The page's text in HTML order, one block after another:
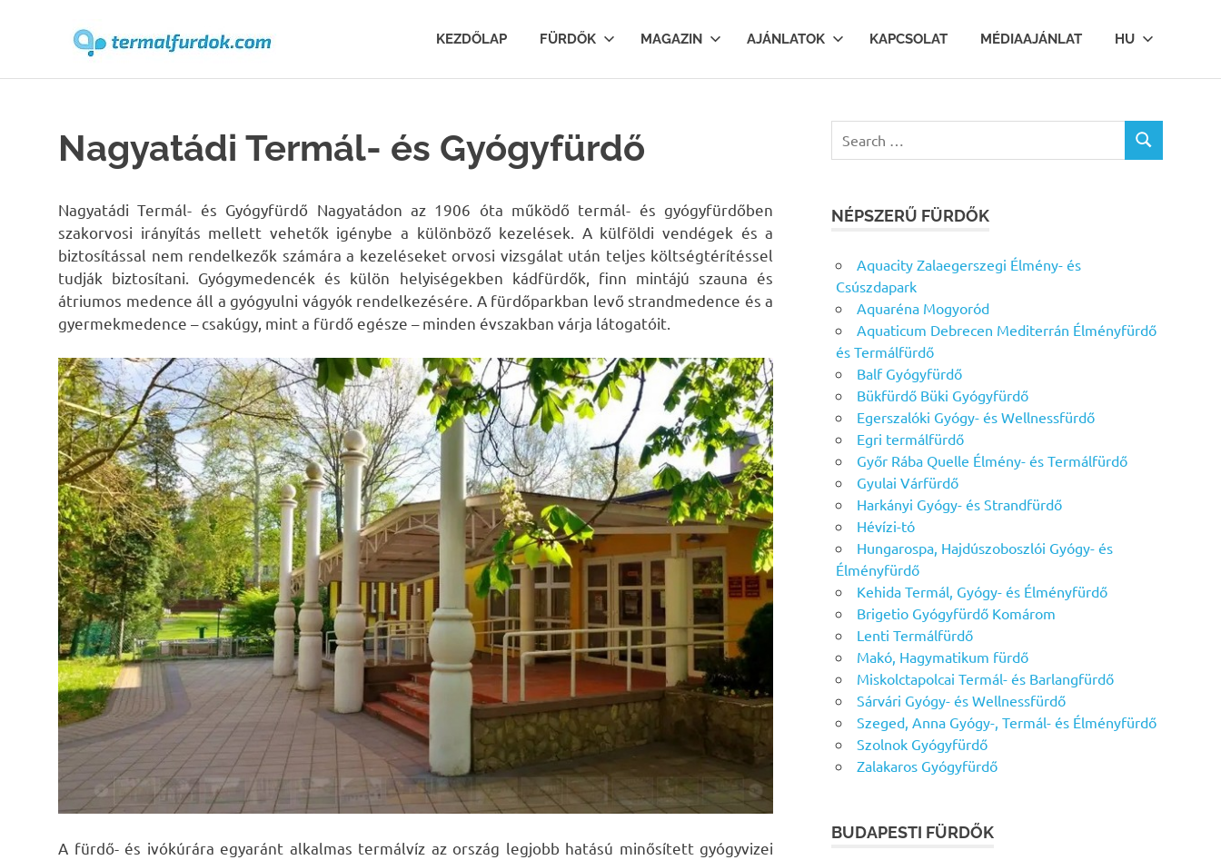
Termalfurdok.com
KEZDŐLAP FÜRDŐK MAGAZIN AJÁNLATOK KAPCSOLAT MÉDIAAJÁNLAT HU
Nagyatádi Termál- és Gyógyfürdő
Nagyatádi Termál- és Gyógyfürdő Nagyatádon az 1906 óta működő termál- és gyógyfürdőben
szakorvosi irányítás mellett vehetők igénybe a különböző kezelések. A külföldi vendégek és a
biztosítással nem rendelkezők számára a kezeléseket orvosi vizsgálat után teljes költségtérítéssel
tudják biztosítani. Gyógymedencék és külön helyiségekben kádfürdők, finn mintájú szauna és
átriumos medence áll a gyógyulni vágyók rendelkezésére. A fürdőparkban levő strandmedence és a
gyermekmedence – csakúgy, mint a fürdő egésze – minden évszakban várja látogatóit.
A fürdő- és ivókúrára egyaránt alkalmas termálvíz az ország legjobb hatású minősített gyógyvizei
for:
SEARCH
NÉPSZERŰ FÜRDŐK
Aquacity Zalaegerszegi Élmény- és
Csúszdapark
Aquaréna Mogyoród
Aquaticum Debrecen Mediterrán Élményfürdő
és Termálfürdő
Balf Gyógyfürdő
Bükfürdő Büki Gyógyfürdő
Egerszalóki Gyógy- és Wellnessfürdő
Egri termálfürdő
Győr Rába Quelle Élmény- és Termálfürdő
Gyulai Várfürdő
Harkányi Gyógy- és Strandfürdő
Hévízi-tó
Hungarospa, Hajdúszoboszlói Gyógy- és
Élményfürdő
Kehida Termál, Gyógy- és Élményfürdő
Brigetio Gyógyfürdő Komárom
Lenti Termálfürdő
Makó, Hagymatikum fürdő
Miskolctapolcai Termál- és Barlangfürdő
Sárvári Gyógy- és Wellnessfürdő
Szeged, Anna Gyógy-, Termál- és Élményfürdő
Szolnok Gyógyfürdő
Zalakaros Gyógyfürdő
BUDAPESTI FÜRDŐK